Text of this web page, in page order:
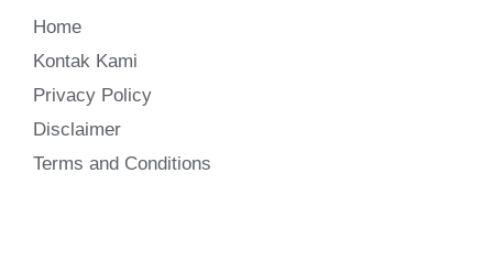
Home
Kontak Kami
Privacy Policy
Disclaimer
Terms and Conditions